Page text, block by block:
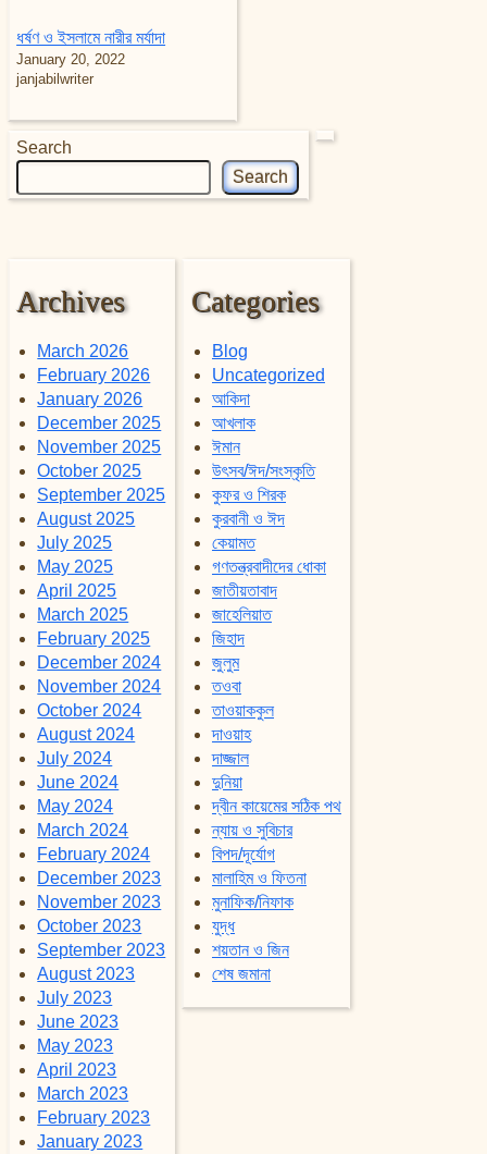
ধর্ষণ ও ইসলামে নারীর মর্যাদা
January 20, 2022
janjabilwriter
Search
Search
Archives
March 2026
February 2026
January 2026
December 2025
November 2025
October 2025
September 2025
August 2025
July 2025
May 2025
April 2025
March 2025
February 2025
December 2024
November 2024
October 2024
August 2024
July 2024
June 2024
May 2024
March 2024
February 2024
December 2023
November 2023
October 2023
September 2023
August 2023
July 2023
June 2023
May 2023
April 2023
March 2023
February 2023
January 2023
Categories
Blog
Uncategorized
আকিদা
আখলাক
ঈমান
উৎসব/ঈদ/সংস্কৃতি
কুফর ও শিরক
কুরবানী ও ঈদ
কেয়ামত
গণতন্ত্রবাদীদের ধোকা
জাতীয়তাবাদ
জাহেলিয়াত
জিহাদ
জুলুম
তওবা
তাওয়াককুল
দাওয়াহ
দাজ্জাল
দুনিয়া
দ্বীন কায়েমের সঠিক পথ
ন্যায় ও সুবিচার
বিপদ/দূর্যোগ
মালাহিম ও ফিতনা
মুনাফিক/নিফাক
যুদ্ধ
শয়তান ও জিন
শেষ জমানা